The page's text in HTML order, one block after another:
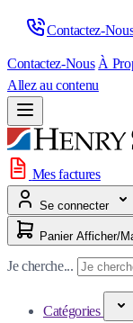
Contactez-
Contactez-Nous À
Allez au contenu
Mes factures
Se connecter
Panier
Je cherche...
Catégories